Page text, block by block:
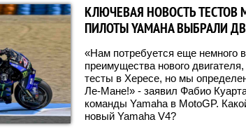
КЛЮЧЕВАЯ НОВОСТЬ ТЕСТОВ
ПИЛОТЫ YAMAHA ВЫБРАЛИ
«Нам потребуется еще немного
преимущества нового
тесты в Хересе, но мы
Ле-Мане!» - заявил Фабио
команды Yamaha в MotoGP.
новый Yamaha V4?